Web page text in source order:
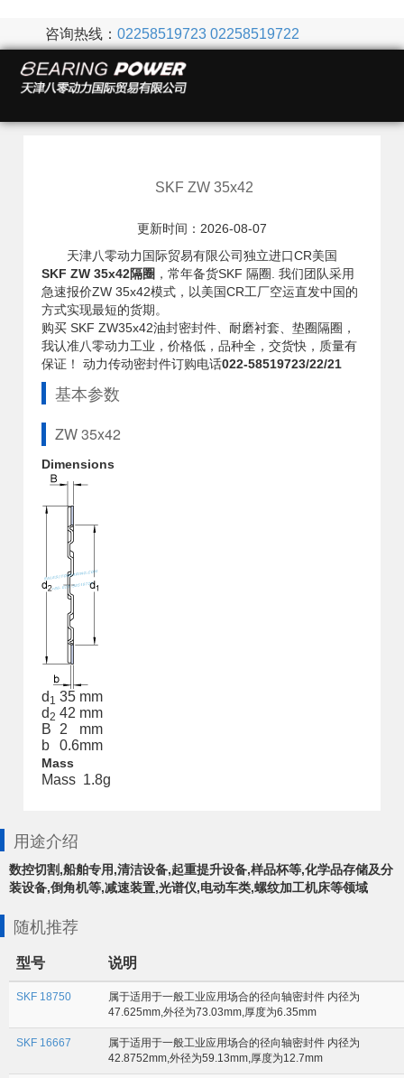
咨询热线： 02258519723 02258519722
SKF ZW 35x42
更新时间：2026-08-07
天津八零动力国际贸易有限公司独立进口CR美国
SKF ZW 35x42隔圈 ，常年备货SKF 隔圈. 我们团队采用
急速报价ZW 35x42模式，以美国CR工厂空运直发中国的
方式实现最短的货期。
购买 SKF ZW35x42油封密封件、耐磨衬套、垫圈隔圈，
我认准八零动力工业，价格低，品种全，交货快，质量有
保证！ 动力传动密封件订购电话022-58519723/22/21
基本参数
ZW 35x42
Dimensions
d 1 35 mm
d2 42 mm
B
2
mm
b
0.6mm
Mass
Mass 1.8g
用途介绍
数控切割,船舶专用,清洁设备,起重提升设备,样品杯等,化学品存储及分
装设备,倒角机等,减速装置,光谱仪,电动车类,螺纹加工机床等领域
随机推荐
型号 说明
SKF 18750
属于适用于一般工业应用场合的径向轴密封件 内径为
47.625mm,外径为73.03mm,厚度为6.35mm
SKF 16667
属于适用于一般工业应用场合的径向轴密封件 内径为
42.8752mm,外径为59.13mm,厚度为12.7mm